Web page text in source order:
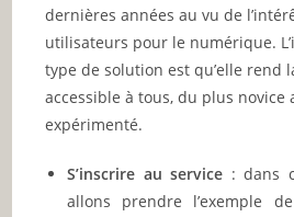
dernières années au vu de
utilisateurs pour le numérique.
type de solution est qu’elle rend
accessible à tous, du plus novice
expérimenté.
S’inscrire au service : dans
allons prendre l’exemple